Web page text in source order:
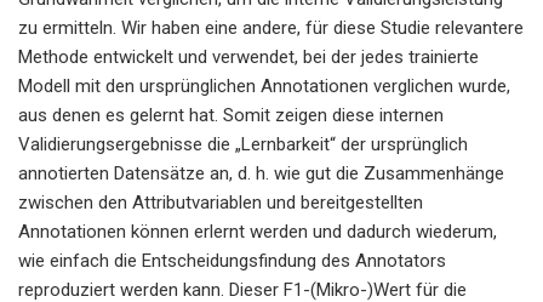
zu ermitteln. Wir haben eine andere, für diese Studie relevantere
Methode entwickelt und verwendet, bei der jedes trainierte
Modell mit den ursprünglichen Annotationen verglichen wurde,
aus denen es gelernt hat. Somit zeigen diese internen
Validierungsergebnisse die „Lernbarkeit“ der ursprünglich
annotierten Datensätze an, d. h. wie gut die Zusammenhänge
zwischen den Attributvariablen und bereitgestellten
Annotationen können erlernt werden und dadurch wiederum,
wie einfach die Entscheidungsfindung des Annotators
reproduziert werden kann. Dieser F1-(Mikro-)Wert für die